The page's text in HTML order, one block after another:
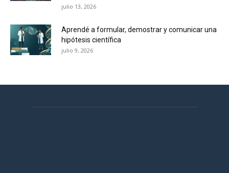
julio 13, 2026
Aprendé a formular, demostrar y comunicar una
hipótesis científica
julio 9, 2026